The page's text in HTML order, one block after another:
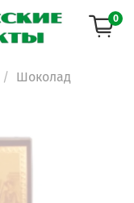
0
Шоколад